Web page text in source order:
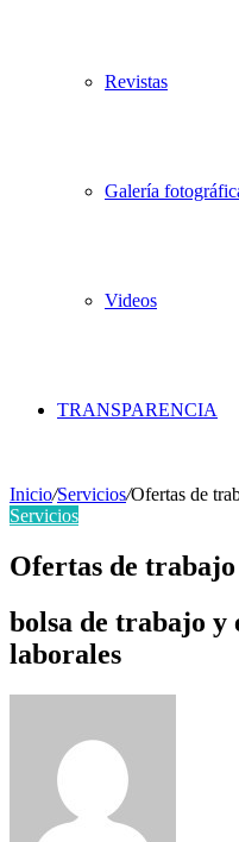
Revistas
Galería
Videos
TRANSPARENCIA
Inicio/Servicios/Ofertas de
Servicios
Ofertas de trabajo
bolsa de trabajo y
laborales